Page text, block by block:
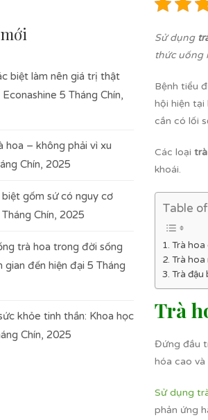
biệt làm nên giá trị thật
5 Tháng Chín,
hoa – không phải vì xu
Chín, 2025
biệt gốm sứ có nguy cơ
Chín, 2025
trà hoa trong đời sống
gian đến hiện đại 5 Tháng
khỏe tinh thần: Khoa học
Chín, 2025
Sử dụng
thức uống
Bệnh tiểu
hội hiện tại
cần có lối
Các loại
khoái.
Table
Trà hoa
Trà hoa
Trà đậu
Trà
Đứng đầu
hóa cao
Sử dụng
phản ứng